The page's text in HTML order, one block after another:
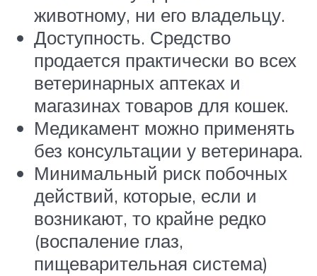
животному, ни его владельцу.
Доступность. Средство
продается практически во всех
ветеринарных аптеках и
магазинах товаров для кошек.
Медикамент можно применять
без консультации у ветеринара.
Минимальный риск побочных
действий, которые, если и
возникают, то крайне редко
(воспаление глаз,
пищеварительная система)